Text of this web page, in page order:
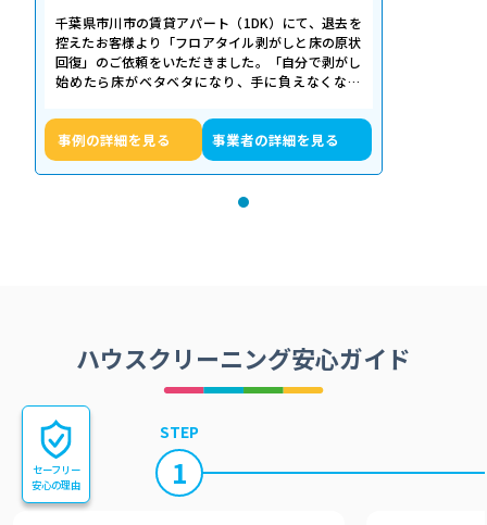
千葉県市川市の賃貸アパート（1DK）にて、退去を
控えたお客様より「フロアタイル剥がしと床の原状
回復」のご依頼をいただきました。「自分で剥がし
始めたら床がベタベタになり、手に負えなくなっ
事例の詳細を見る 事業者の詳細を見る
ハウスクリーニング安心ガイド
STEP
1
セーフリー
安心の理由